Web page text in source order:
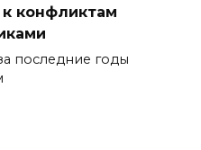
конфликтам
последние годы